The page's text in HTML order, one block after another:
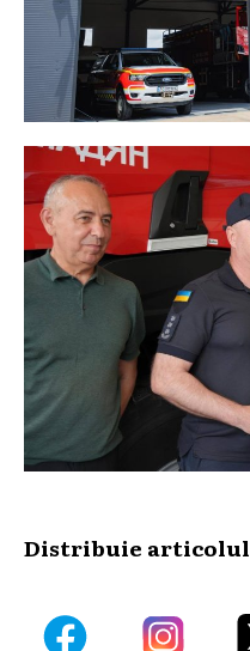
Distribuie articolul